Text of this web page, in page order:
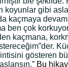
koyunlar gibi
kaçmaya
ben çok
kaçmana,
gösteren
Bu